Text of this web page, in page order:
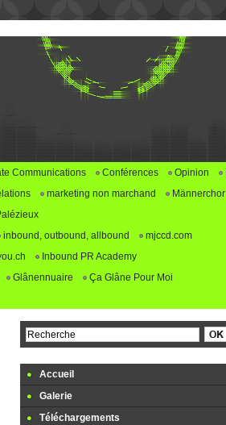
Communications Conférences Opinion
marketing non marchand
Männerchor
inbound, outbound, allbound
mjccd.com
Inbound PR Academy
Glânennuaire
Ça Glâne Pour Moi
Accueil
Galerie
Téléchargements